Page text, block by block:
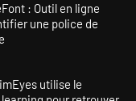
: Outil en ligne
une police de
utilise le